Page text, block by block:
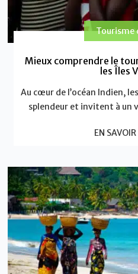
Tourisme
Mieux comprendre le
les Îles
Au cœur de l’océan Indien,
splendeur et invitent à un
EN